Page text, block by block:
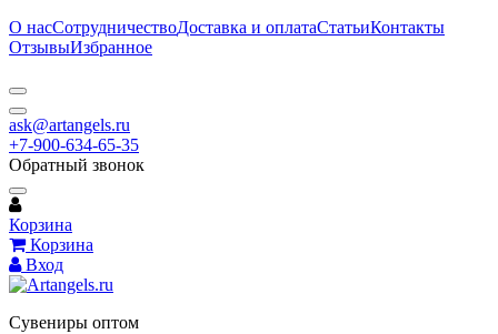
О насСотрудничествоДоставка и оплатаСтатьиКонтакты
ОтзывыИзбранное
ask@artangels.ru
+7-900-634-65-35
Обратный звонок
Корзина
Корзина
Вход
Сувениры оптом